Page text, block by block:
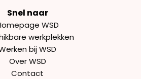
Snel naar
WSD
werkplekken
bij WSD
Over WSD
Contact